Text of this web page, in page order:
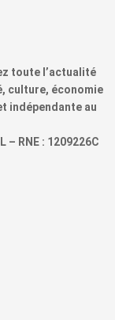
toute l’actualité
culture, économie
indépendante au
RNE : 1209226C